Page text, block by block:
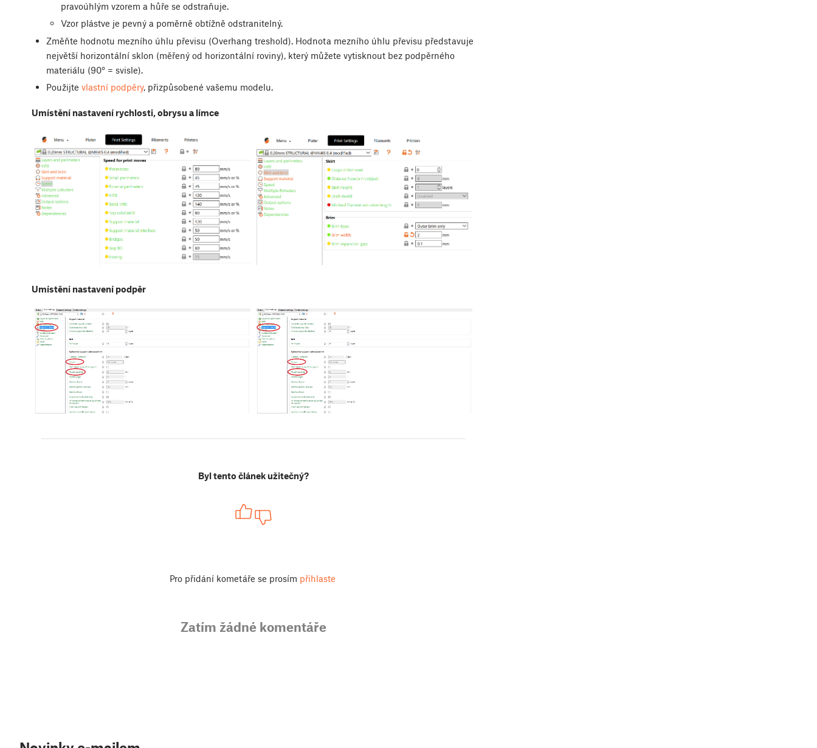
pravoúhlým vzorem a hůře se odstraňuje.
Vzor plástve je pevný a poměrně obtížně odstranitelný.
Změňte hodnotu mezního úhlu převisu (Overhang treshold). Hodnota mezního úhlu převisu představuje
největší horizontální sklon (měřený od horizontální roviny), který můžete vytisknout bez podpěrného
materiálu (90° = svisle).
Použijte vlastní podpěry, přizpůsobené vašemu modelu.
Umístění nastavení rychlosti, obrysu a límce
Umístění nastavení podpěr
Byl tento článek užitečný?
Pro přidání kometáře se prosím přihlaste
Zatím žádné komentáře